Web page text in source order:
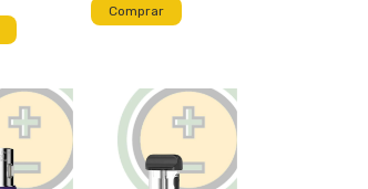
Comprar